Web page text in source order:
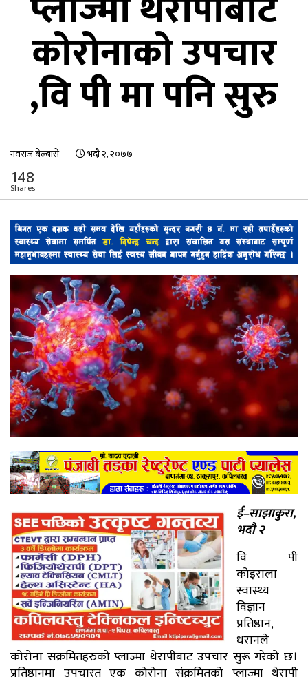
कोरोनाको उपचार
,वि पी मा पनि सुरु
नवराज बेल्बासे भदौ २, २०७७
148
Shares
ई–साझाकुरा,
भदौ २
वि पी
कोइराला
स्वास्थ्य
विज्ञान
प्रतिष्ठान,
धरानले
कोरोना संक्रमितहरुको प्लाज्मा थेरापीबाट उपचार सुरू गरेको छ।
प्रतिष्ठानमा उपचारत एक कोरोना संक्रमितको प्लाज्मा थेरापी